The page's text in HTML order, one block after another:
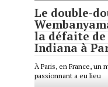
Le double-
la défaite
Indiana à
À Paris, en France, un
passionnant a eu lieu